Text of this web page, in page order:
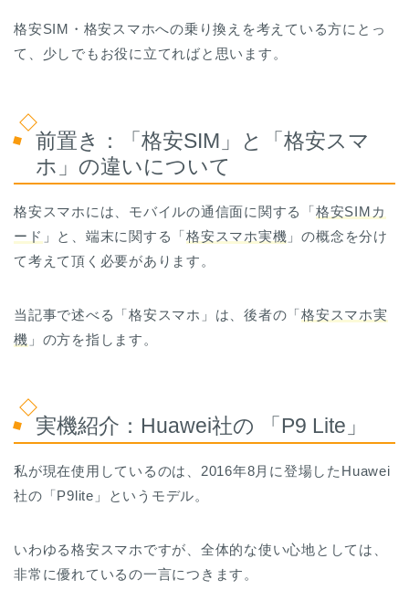
格安SIM・格安スマホへの乗り換えを考えている方にとっ
て、少しでもお役に立てればと思います。
前置き：「格安SIM」と「格安スマ
ホ」の違いについて
格安スマホには、モバイルの通信面に関する「格安SIMカ
ード 」と、端末に関する「格安スマホ実機 」の概念を分け
て考えて頂く必要があります。
当記事で述べる「格安スマホ」は、後者の「格安スマホ実
機 」の方を指します。
実機紹介：Huawei社の 「P9 Lite」
私が現在使用しているのは、2016年8月に登場したHuawei
社の「P9lite」というモデル。
いわゆる格安スマホですが、全体的な使い心地としては、
非常に優れているの一言につきます。